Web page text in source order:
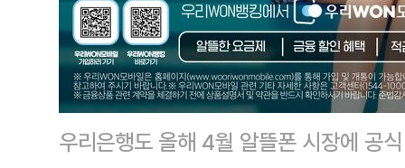
우리은행도 올해 4월 알뜰폰 시장에 공